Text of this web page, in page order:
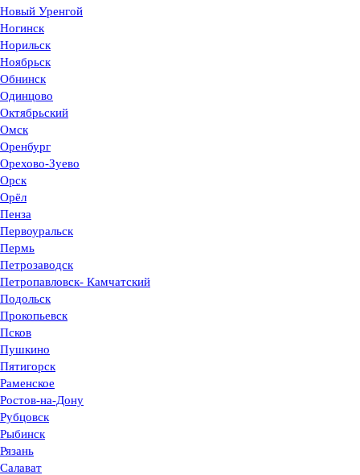
Новый Уренгой
Ногинск
Норильск
Ноябрьск
Обнинск
Одинцово
Октябрьский
Омск
Оренбург
Орехово-Зуево
Орск
Орёл
Пенза
Первоуральск
Пермь
Петрозаводск
Петропавловск- Камчатский
Подольск
Прокопьевск
Псков
Пушкино
Пятигорск
Раменское
Ростов-на-Дону
Рубцовск
Рыбинск
Рязань
Салават